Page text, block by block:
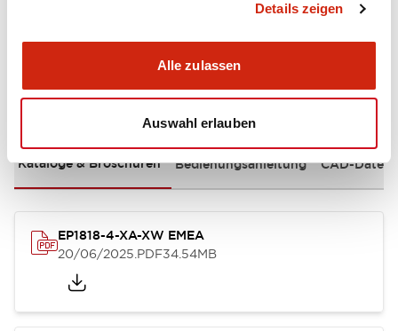
Details zeigen
Alle zulassen
Auswahl erlauben
Dokumente und Dateien
Kataloge & Broschüren Bedienungsanleitung CAD-
EP1818-4-XA-XW EMEA
20/06/2025.PDF34.54MB